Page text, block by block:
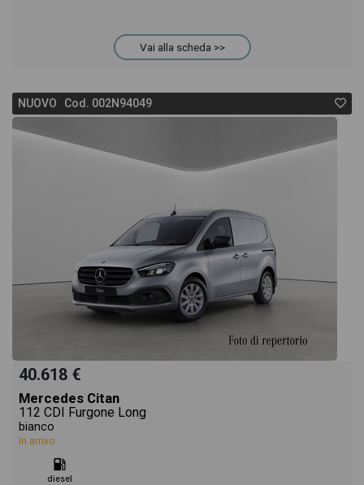
Vai alla scheda >>
NUOVO Cod. 002N94049
40.618 €
Mercedes Citan
112 CDI Furgone Long
bianco
In arrivo
diesel